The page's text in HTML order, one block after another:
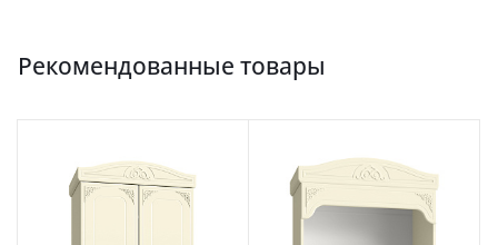
Рекомендованные товары